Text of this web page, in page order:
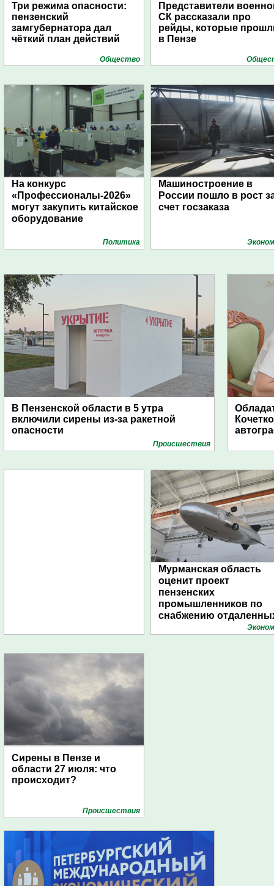
Три режима опасности:
пензенский
замгубернатора дал
чёткий план действий
Общество
Представители
СК рассказали про
рейды, которые
в Пензе
На конкурс
«Профессионалы-2026»
могут закупить китайское
оборудование
Политика
Машиностроение в
России пошло в рост
счет госзаказа
В Пензенской области в 5 утра
включили сирены из-за ракетной
опасности
Проиcшествия
Мурманская область
оценит проект
пензенских
промышленников по
снабжению
поселений с помощью
Сирены в Пензе и
области 27 июля: что
происходит?
Проиcшествия